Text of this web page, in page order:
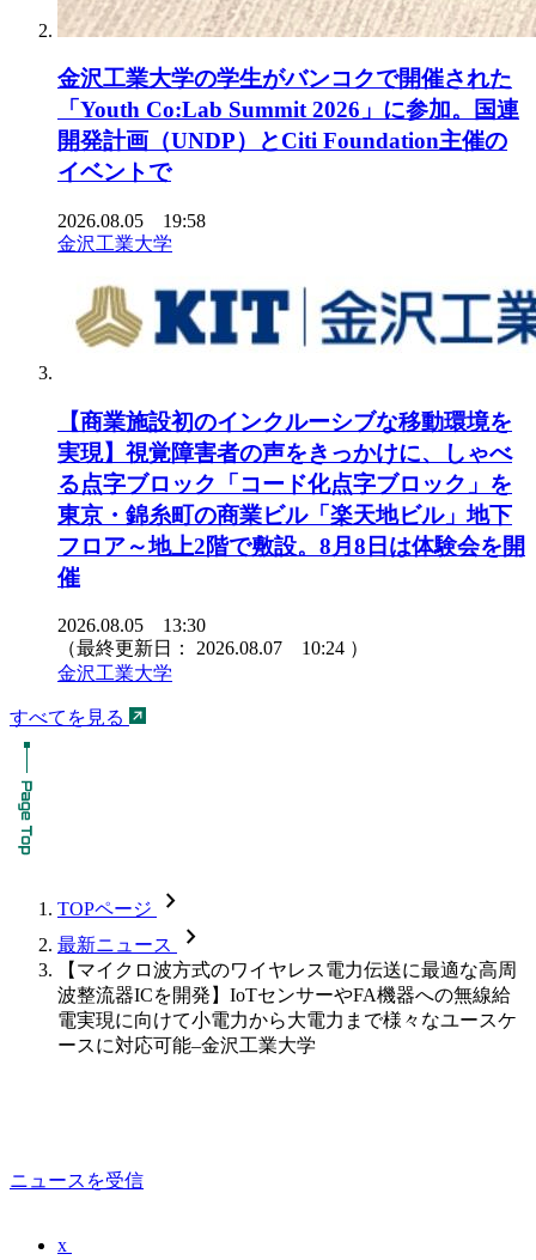
金沢工業大学の学生がバンコクで開催された
「Youth Co:Lab Summit 2026」に参加。国連
開発計画（UNDP）とCiti Foundation主催の
イベントで
2026.08.05 19:58
金沢工業大学
【商業施設初のインクルーシブな移動環境を
実現】視覚障害者の声をきっかけに、しゃべ
る点字ブロック「コード化点字ブロック」を
東京・錦糸町の商業ビル「楽天地ビル」地下
フロア～地上2階で敷設。8月8日は体験会を開
催
2026.08.05 13:30
（最終更新日： 2026.08.07 10:24 ）
金沢工業大学
すべてを見る
TOPページ chevron_forward
最新ニュース chevron_forward
【マイクロ波方式のワイヤレス電力伝送に最適な高周
波整流器ICを開発】IoTセンサーやFA機器への無線給
電実現に向けて小電力から大電力まで様々なユースケ
ースに対応可能–金沢工業大学
ニュースを受信
x